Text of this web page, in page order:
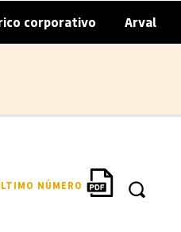
| Arval convierte en
NÚMERO